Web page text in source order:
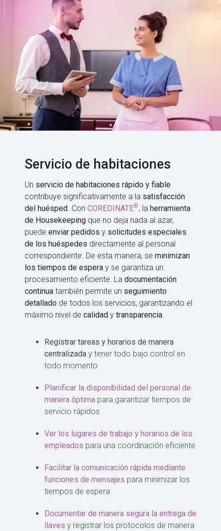
Servicio de habitaciones
Un servicio de habitaciones rápido y fiable
contribuye significativamente a la satisfacción
del huésped . Con COREDINATE®, la herramienta
de Housekeeping que no deja nada al azar,
puede enviar pedidos y solicitudes especiales
de los huéspedes directamente al personal
correspondiente. De esta manera, se minimizan
los tiempos de espera y se garantiza un
procesamiento eficiente. La documentación
continua también permite un seguimiento
detallado de todos los servicios, garantizando el
máximo nivel de calidad y transparencia
Registrar tareas y horarios de manera
centralizada y tener todo bajo control en
todo momento
Planificar la disponibilidad del personal de
manera óptima para garantizar tiempos de
servicio rápidos
Ver los lugares de trabajo y horarios de los
empleados para una coordinación eficiente
Facilitar la comunicación rápida mediante
funciones de mensajes para minimizar los
tiempos de espera
Documentar de manera segura la entrega de
llaves y registrar los protocolos de manera